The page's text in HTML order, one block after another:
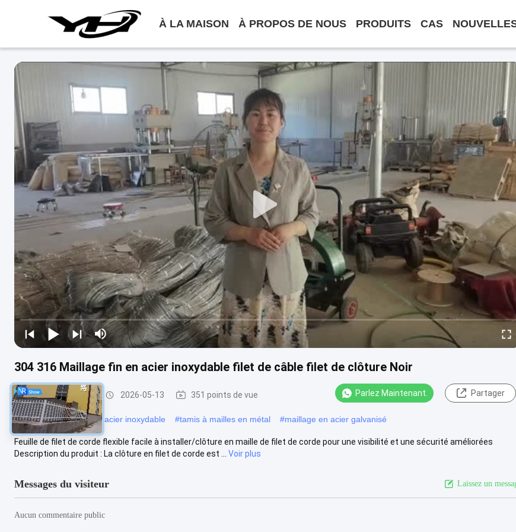
À LA MAISON À PROPOS DE NOUS PRODUITS CAS
304 316 Maillage fin en acier inoxydable filet de câble filet de clôture Noir
Réseau de câbles 2026-05-13 351 points de vue Parlez Maintenant. Partager
#Maillage de clôture en acier inoxydable #tamis à mailles en métal #maillage en acier galvanisé
Feuille de filet de corde flexible facile à installer/clôture en maille de filet de corde pour une visibilité et une sécurité améliorées
Description du produit : La clôture en filet de corde est ...
Voir plus
Messages du visiteur Laissez un
Aucun commentaire public